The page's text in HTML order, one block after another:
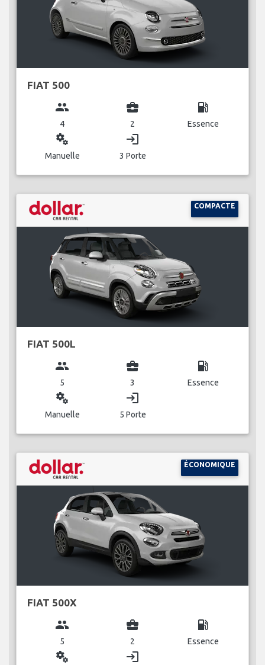
FIAT 500
group
4
business_center
2
local_gas_station
Essence
miscellaneous_services
Manuelle
login
3 Porte
COMPACTE
FIAT 500L
group
5
business_center
3
local_gas_station
Essence
miscellaneous_services
Manuelle
login
5 Porte
ÉCONOMIQUE
FIAT 500X
group
5
business_center
2
local_gas_station
Essence
miscellaneous_services login